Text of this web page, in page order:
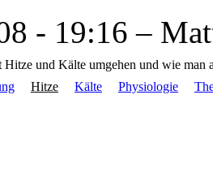
- 19:16 –
und Kälte umgehen und wie man
Hitze Kälte Physiologie